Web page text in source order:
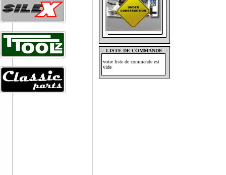
= LISTE DE COMMANDE =
votre liste de commande est
vide